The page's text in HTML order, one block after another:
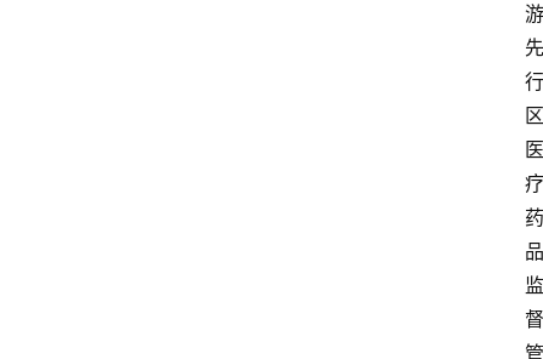
游
先
行
区
医
疗
药
品
监
督
管